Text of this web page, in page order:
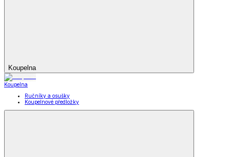
Koupelna
Koupelna
Ručníky a osušky
Koupelnové předložky